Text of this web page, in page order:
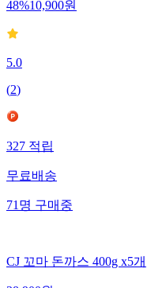
48%10,900원
5.0
(2)
327적립
무료배송
71명구매중
CJ 꼬마 돈까스 400g x5개